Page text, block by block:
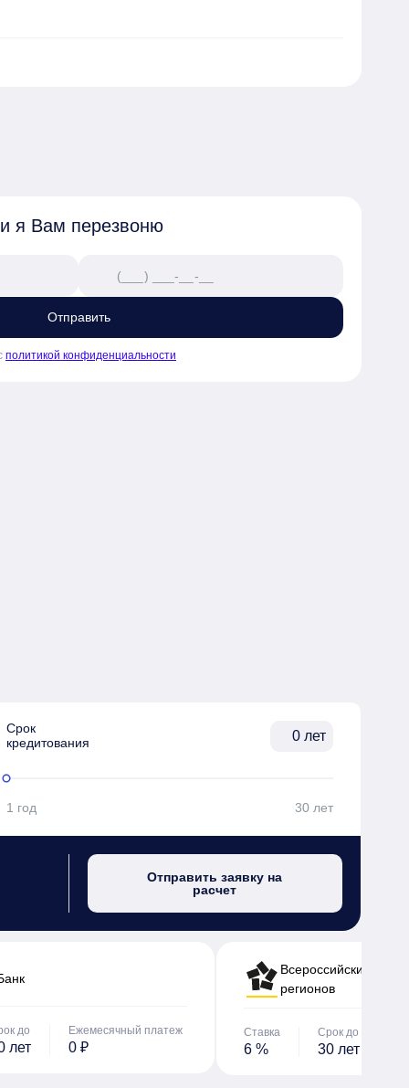
участка.
я Вам перезвоню
Отправить
политикой конфиденциальности
Срок
кредитования
лет
1 год 30 лет
Отправить заявку на
расчет
до
лет
Ежемесячный платеж
0 ₽
Всероссийский банк
регионов
Ставка
6 %
Срок до
30 лет